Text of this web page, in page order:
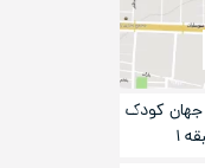
جهان کودک